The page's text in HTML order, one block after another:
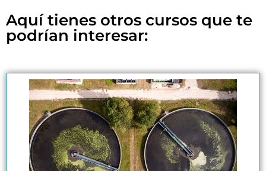
Aquí tienes otros cursos que te
podrían interesar: